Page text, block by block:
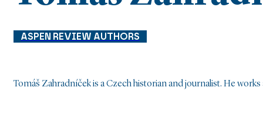
ASPEN REVIEW AUTHORS
Tomáš Zahradníček is a Czech historian and journalist. He